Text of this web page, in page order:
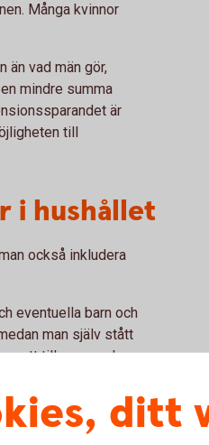
Många kvinnor
än vad män gör,
mindre summa
är
till
i hushållet
också inkludera
eventuella barn och
man själv stått
att till exempel
i den andres
under 20 års tidditt